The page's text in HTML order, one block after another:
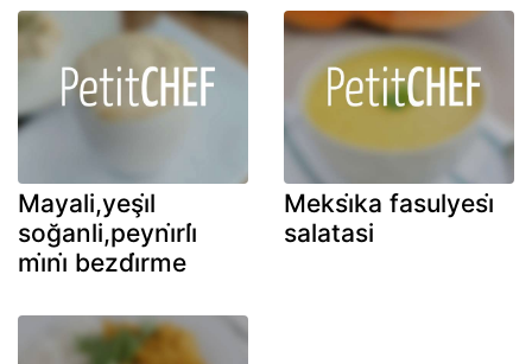
Mayali,yeşi̇l
soğanli,peyni̇rli̇
mi̇ni̇ bezdi̇rme
Meksi̇ka fasulyesi̇
salatasi